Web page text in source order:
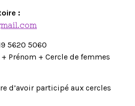
:
5620 5060
Prénom + Cercle de femmes
d’avoir participé aux cercles